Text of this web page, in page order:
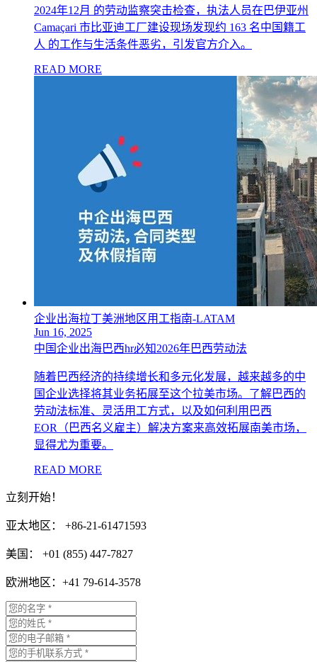
2024年12月 的劳动监察突击检查，执法人员在巴伊亚州
Camaçari 市比亚迪工厂建设现场发现约 163 名中国籍工
人 的工作与生活条件恶劣，引发官方介入。
READ MORE
企业出海拉丁美洲地区用工指南-LATAM
Jun 16, 2025
中国企业出海巴西hr必知2026年巴西劳动法
随着巴西经济的持续增长和多元化发展，越来越多的中
国企业选择将其业务拓展至这个拉美市场。了解巴西的
劳动法标准、灵活用工方式，以及如何利用巴西
EOR（巴西名义雇主）解决方案来高效拓展南美市场，
显得尤为重要。
READ MORE
立刻开始！
亚太地区： +86-21-61471593
美国： +01 (855) 447-7827
欧洲地区：+41 79-614-3578